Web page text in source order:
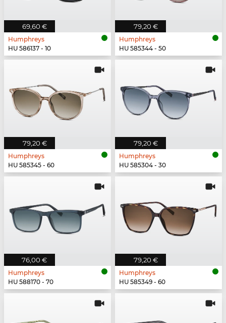
69,60 €
Humphreys
HU 586137 - 10
79,20 €
Humphreys
HU 585344 - 50
79,20 €
Humphreys
HU 585345 - 60
79,20 €
Humphreys
HU 585304 - 30
76,00 €
Humphreys
HU 588170 - 70
79,20 €
Humphreys
HU 585349 - 60